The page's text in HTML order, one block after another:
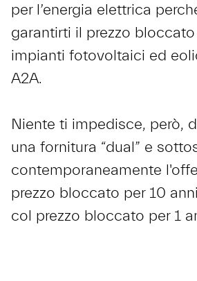
per l’energia elettrica
garantirti il prezzo
impianti fotovoltaici ed
A2A.
Niente ti impedisce, però,
una fornitura “dual” e
contemporaneamente
prezzo bloccato per 10
col prezzo bloccato per 1